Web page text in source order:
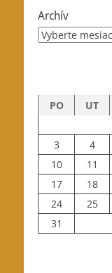
Archív
Archív
PO UT
3
4
10
11
17
18
24
25
31